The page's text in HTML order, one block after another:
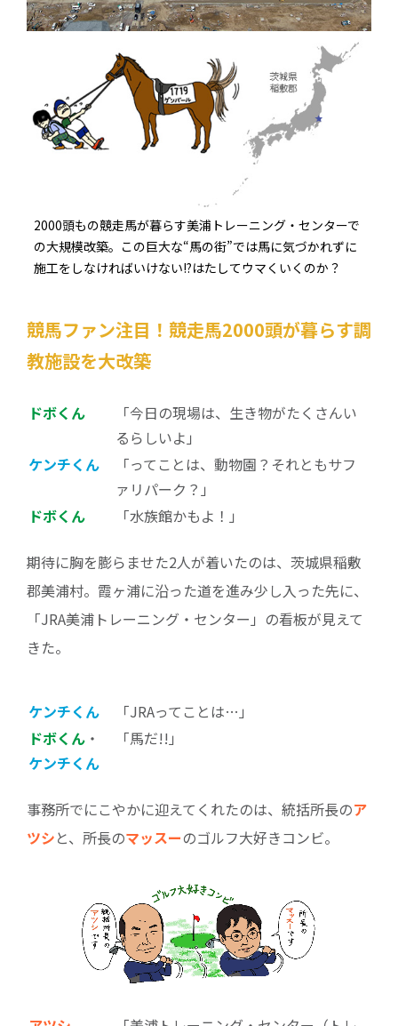
2000頭もの競走馬が暮らす美浦トレーニング・センターで
の大規模改築。この巨大な“馬の街”では馬に気づかれずに
施工をしなければいけない!?はたしてウマくいくのか？
競馬ファン注目！競走馬2000頭が暮らす調
教施設を大改築
ドボくん
「今日の現場は、生き物がたくさんい
るらしいよ」
ケンチくん
「ってことは、動物園？それともサフ
ァリパーク？」
ドボくん
「水族館かもよ！」
期待に胸を膨らませた2人が着いたのは、茨城県稲敷
郡美浦村。霞ヶ浦に沿った道を進み少し入った先に、
「JRA美浦トレーニング・センター」の看板が見えて
きた。
ケンチくん
「JRAってことは…」
ドボくん ・
ケンチくん
「馬だ!!」
事務所でにこやかに迎えてくれたのは、統括所長のア
ツシと、所長のマッスーのゴルフ大好きコンビ。